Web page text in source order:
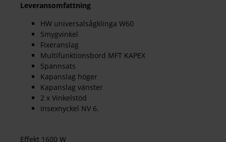
Leveransomfattning
HW universalsågklinga W60
Smygvinkel
Fixeranslag
Multifunktionsbord MFT KAPEX
Spännsats
Kapanslag höger
Kapanslag vänster
2 x Vinkelstöd
Insexnyckel NV 6.
Effekt 1600 W